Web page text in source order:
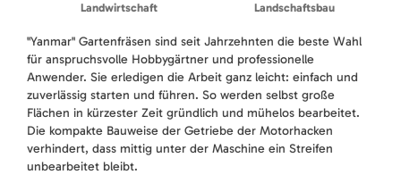
Landwirtschaft Landschaftsbau
"Yanmar" Gartenfräsen sind seit Jahrzehnten die beste Wahl
für anspruchsvolle Hobbygärtner und professionelle
Anwender. Sie erledigen die Arbeit ganz leicht: einfach und
zuverlässig starten und führen. So werden selbst große
Flächen in kürzester Zeit gründlich und mühelos bearbeitet.
Die kompakte Bauweise der Getriebe der Motorhacken
verhindert, dass mittig unter der Maschine ein Streifen
unbearbeitet bleibt.